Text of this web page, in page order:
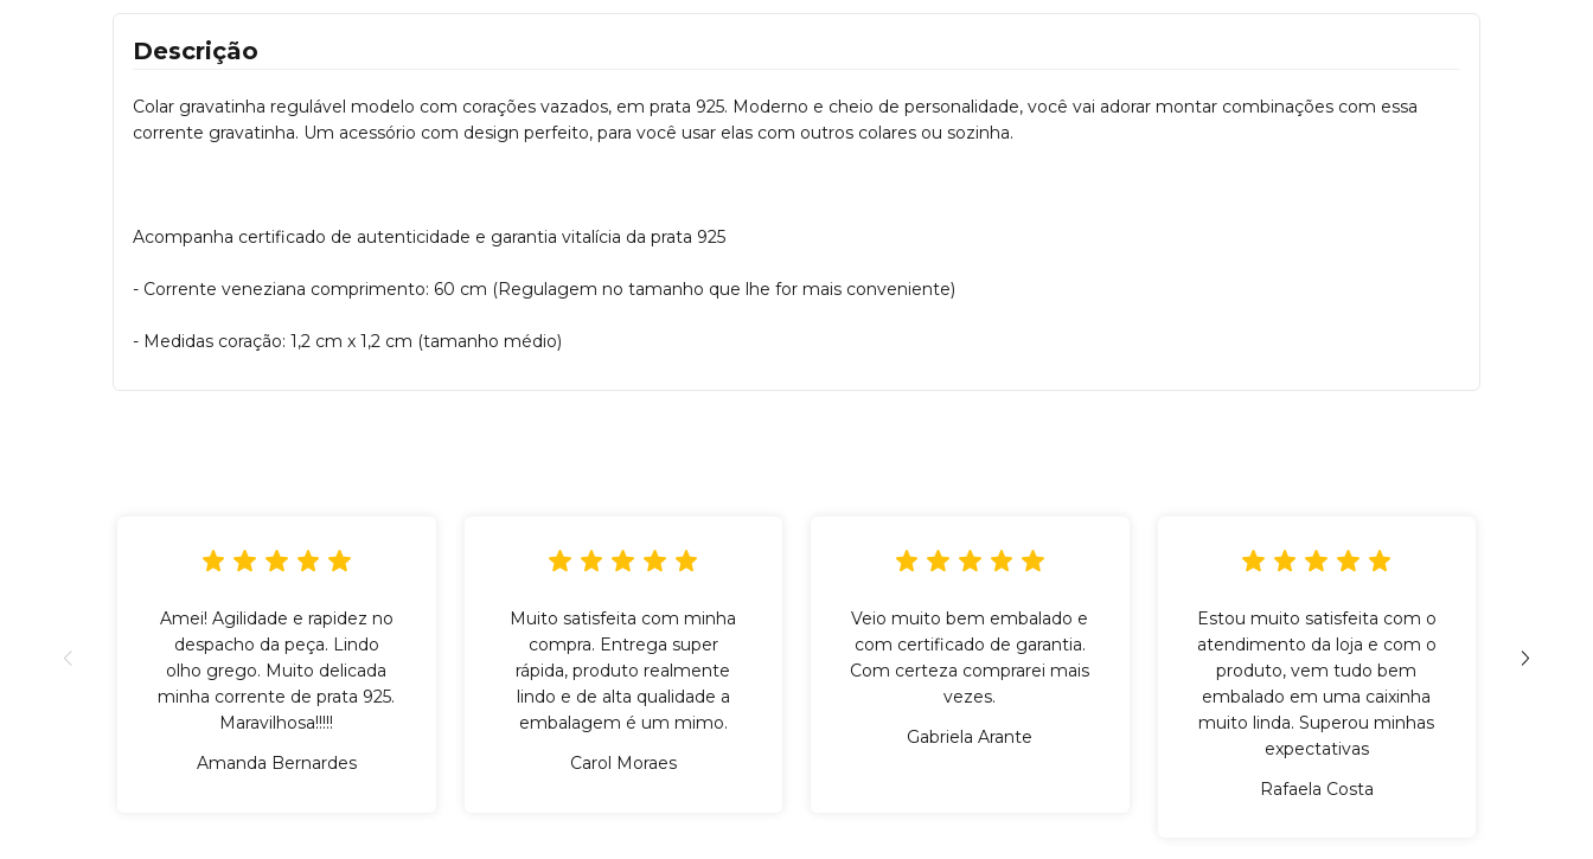
Descrição
Colar gravatinha regulável modelo com corações vazados, em prata 925. Moderno e cheio de personalidade, você vai adorar montar combinações com essa
corrente gravatinha. Um acessório com design perfeito, para você usar elas com outros colares ou sozinha.
Acompanha certificado de autenticidade e garantia vitalícia da prata 925
- Corrente veneziana comprimento: 60 cm (Regulagem no tamanho que lhe for mais conveniente)
- Medidas coração: 1,2 cm x 1,2 cm (tamanho médio)
Amei! Agilidade e rapidez no
despacho da peça. Lindo
olho grego. Muito delicada
minha corrente de prata 925.
Maravilhosa!!!!!
Amanda Bernardes
Muito satisfeita com minha
compra. Entrega super
rápida, produto realmente
lindo e de alta qualidade a
embalagem é um mimo.
Carol Moraes
Veio muito bem embalado e
com certificado de garantia.
Com certeza comprarei mais
vezes.
Gabriela Arante
Estou muito satisfeita com o
atendimento da loja e com o
produto, vem tudo bem
embalado em uma caixinha
muito linda. Superou minhas
expectativas
Rafaela Costa